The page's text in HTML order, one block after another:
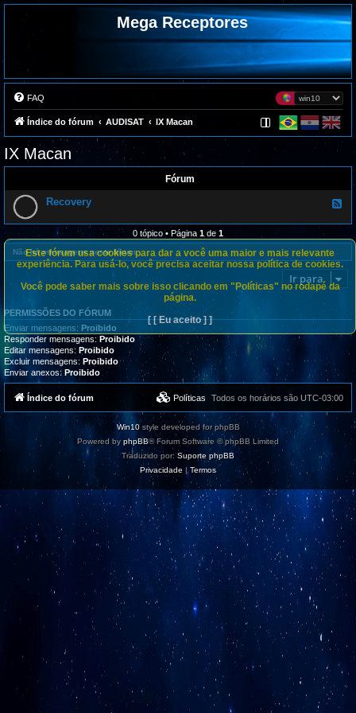
Mega Receptores
FAQ
Índice do fórum AUDISAT IX Macan
IX Macan
Fórum
-
e
Recovery
0 tópico • Página 1 de 1
Não há mensagens neste fórum.
Ir para
PERMISSÕES DO FÓRUM
Enviar mensagens: Proibido
Responder mensagens: Proibido
Editar mensagens: Proibido
Excluir mensagens: Proibido
Enviar anexos: Proibido
Este fórum usa cookies para dar a você uma maior e mais relevante
experiência. Para usá-lo, você precisa aceitar nossa política de cookies.
Você pode saber mais sobre isso clicando em "Políticas" no rodapé da
página.
[ [ Eu aceito ] ]
Índice do fórum Todos os horários são UTC-03:00
Políticas
Win10style developed for phpBB
Powered byphpBB® Forum Software © phpBB Limited
Traduzido por: Suporte phpBB
Privacidade |Termos